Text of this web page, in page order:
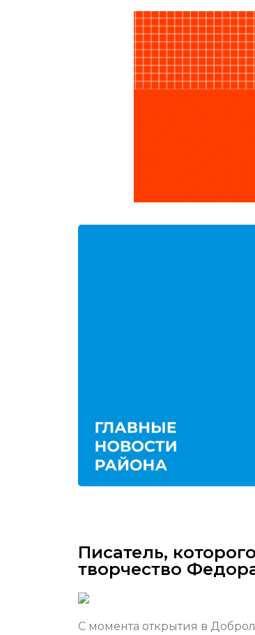
Писатель,
творчество
С момента открытия в